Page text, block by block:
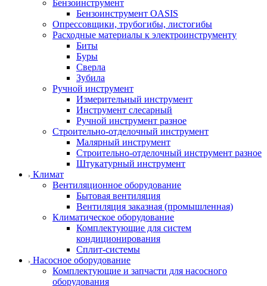
Бензоинструмент
Бензоинструмент OASIS
Опрессовщики, трубогибы, листогибы
Расходные материалы к электроинструменту
Биты
Буры
Сверла
Зубила
Ручной инструмент
Измерительный инструмент
Инструмент слесарный
Ручной инструмент разное
Строительно-отделочный инструмент
Малярный инструмент
Строительно-отделочный инструмент разное
Штукатурный инструмент
Климат
Вентиляционное оборудование
Бытовая вентиляция
Вентиляция заказная (промышленная)
Климатическое оборудование
Комплектующие для систем
кондиционирования
Сплит-системы
Насосное оборудование
Комплектующие и запчасти для насосного
оборудования